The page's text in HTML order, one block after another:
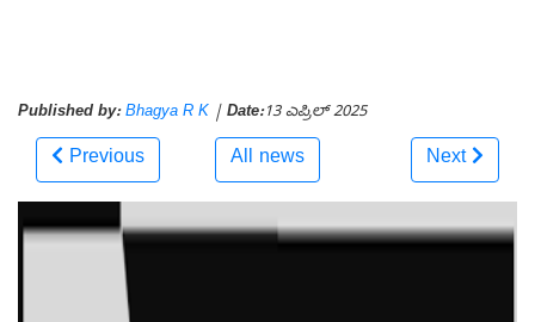
Published by: Bhagya R K | Date:13 ಎಪ್ರಿಲ್ 2025
Previous All news Next